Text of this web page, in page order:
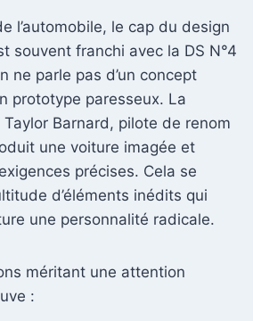
l’automobile, le cap du design
souvent franchi avec la DS N°4
ne parle pas d’un concept
prototype paresseux. La
Barnard, pilote de renom
une voiture imagée et
précises. Cela se
d’éléments inédits qui
une personnalité radicale.
méritant une attention
: